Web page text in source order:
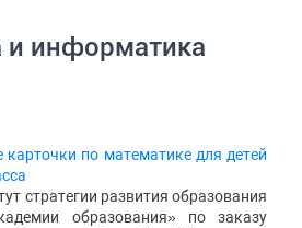
и информатика
карточки по математике для детей
стратегии развития образования
образования» по заказу